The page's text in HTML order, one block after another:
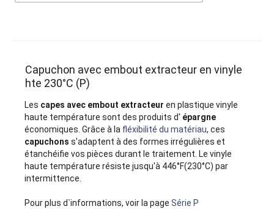
Capuchon avec embout extracteur en vinyle
hte 230°C (P)
Les capes avec embout extracteuren plastique vinyle
haute température sont des produits d' épargne
économiques. Grâce à la fléxibilité du matériau, ces
capuchons s'adaptent à des formes irrégulières et
étanchéifie vos pièces durant le traitement. Le vinyle
haute température résiste jusqu'à 446°F(230°C) par
intermittence.
Pour plus d`informations, voir la pageSérie P